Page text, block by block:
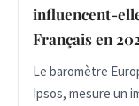
influencent-
Français en
Le baromètre
Ipsos, mesure un